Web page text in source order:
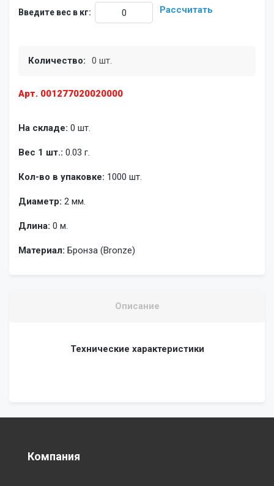
Арт. 001277020020000
На складе: 0 шт.
Вес 1 шт.: 0.03 г.
Кол-во в упаковке: 1000 шт.
Диаметр: 2 мм.
Длина: 0 м.
Материал: Бронза (Bronze)
Введите вес в кг: Рассчитать
Количество: 0 шт.
Описание
Технические характеристики
Компания